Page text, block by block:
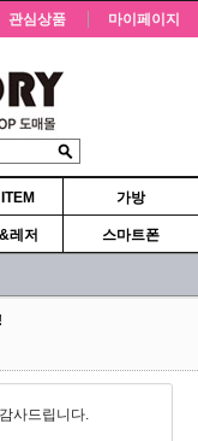
관심상품 마이페이지
가방
레저 스마트폰
사드립니다.